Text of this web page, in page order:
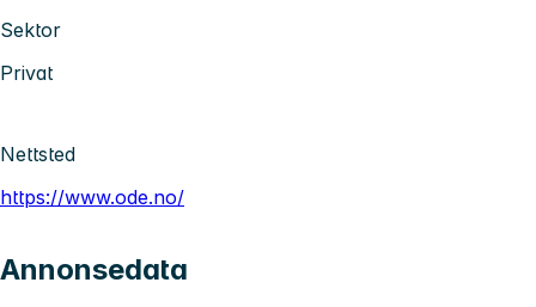
Sektor
Privat
Nettsted
https://www.ode.no/
Annonsedata